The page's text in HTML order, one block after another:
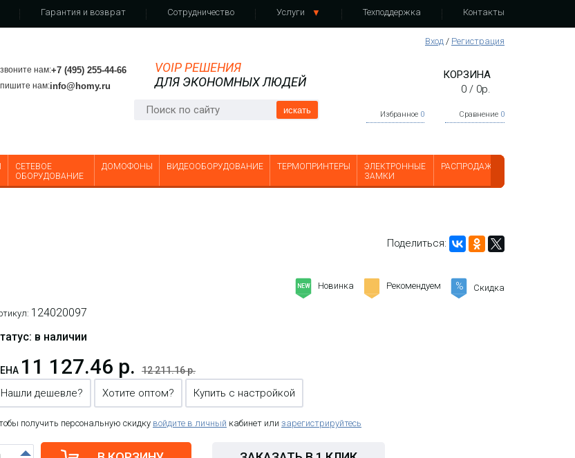
Гарантия и возврат Сотрудничество Услуги Техподдержка Контакты
Вход / Регистрация
нам:+7 (495) 255-44-66
нам:info@homy.ru
VOIP РЕШЕНИЯ
ДЛЯ ЭКОНОМНЫХ ЛЮДЕЙ
искать
КОРЗИНА
0/ 0р.
Избранное 0 Сравнение 0
СЕТЕВОЕ
ОБОРУДОВАНИЕ
ДОМОФОНЫ ВИДЕООБОРУДОВАНИЕ ТЕРМОПРИНТЕРЫ
ЭЛЕКТРОННЫЕ
ЗАМКИ
РАСПРОДАЖА
Поделиться:
NEW Новинка Рекомендуем % Скидка
124020097
в наличии
11 127.46 р. 12 211.16 р.
Нашли дешевле? Хотите оптом? Купить с настройкой
получить персональную скидку войдите в личный кабинет или зарегистрируйтесь